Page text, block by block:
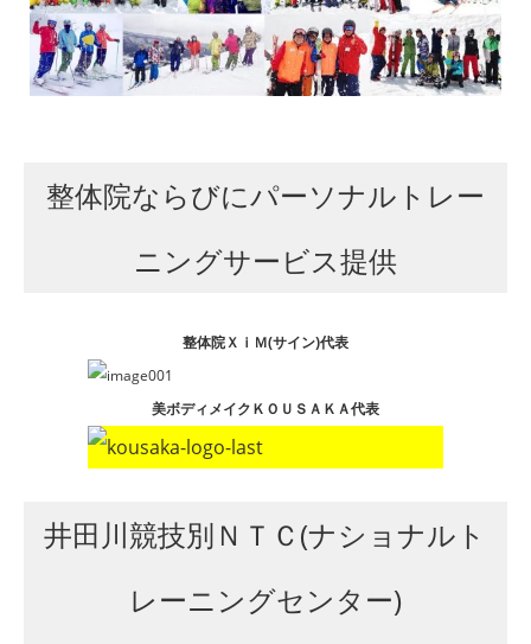
整体院ならびにパーソナルトレー
ニングサービス提供
整体院ＸｉＭ(サイン)代表
美ボディメイクＫＯＵＳＡＫＡ代表
井田川競技別ＮＴＣ(ナショナルト
レーニングセンター)